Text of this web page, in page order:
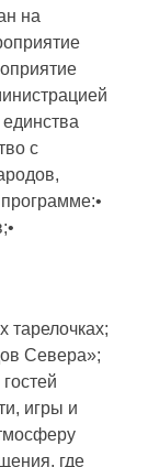
на
с
тарелочках;
Севера»;
игры и
где